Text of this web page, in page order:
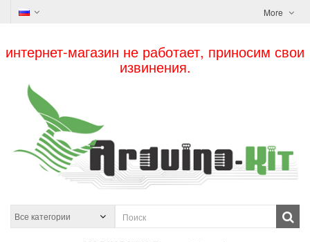
More
интернет-магазин не работает, приносим свои
извинения.